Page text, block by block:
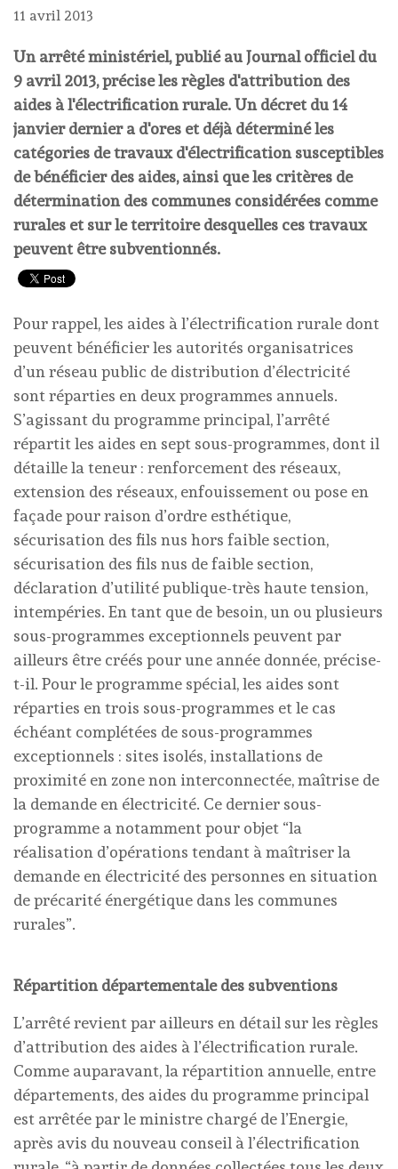
11 avril 2013
Un arrêté ministériel, publié au Journal officiel du
9 avril 2013, précise les règles d'attribution des
aides à l'électrification rurale. Un décret du 14
janvier dernier a d'ores et déjà déterminé les
catégories de travaux d'électrification susceptibles
de bénéficier des aides, ainsi que les critères de
détermination des communes considérées comme
rurales et sur le territoire desquelles ces travaux
peuvent être subventionnés.
Pour rappel, les aides à l’électrification rurale dont
peuvent bénéficier les autorités organisatrices
d’un réseau public de distribution d’électricité
sont réparties en deux programmes annuels.
S’agissant du programme principal, l’arrêté
répartit les aides en sept sous-programmes, dont il
détaille la teneur : renforcement des réseaux,
extension des réseaux, enfouissement ou pose en
façade pour raison d’ordre esthétique,
sécurisation des fils nus hors faible section,
sécurisation des fils nus de faible section,
déclaration d’utilité publique-très haute tension,
intempéries. En tant que de besoin, un ou plusieurs
sous-programmes exceptionnels peuvent par
ailleurs être créés pour une année donnée, précise-
t-il. Pour le programme spécial, les aides sont
réparties en trois sous-programmes et le cas
échéant complétées de sous-programmes
exceptionnels : sites isolés, installations de
proximité en zone non interconnectée, maîtrise de
la demande en électricité. Ce dernier sous-
programme a notamment pour objet “la
réalisation d’opérations tendant à maîtriser la
demande en électricité des personnes en situation
de précarité énergétique dans les communes
rurales”.
Répartition départementale des subventions
L’arrêté revient par ailleurs en détail sur les règles
d’attribution des aides à l’électrification rurale.
Comme auparavant, la répartition annuelle, entre
départements, des aides du programme principal
est arrêtée par le ministre chargé de l’Energie,
après avis du nouveau conseil à l’électrification